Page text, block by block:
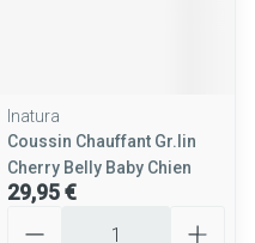
Inatura
Coussin Chauffant Gr.lin
Cherry Belly Baby Chien
29,95 €